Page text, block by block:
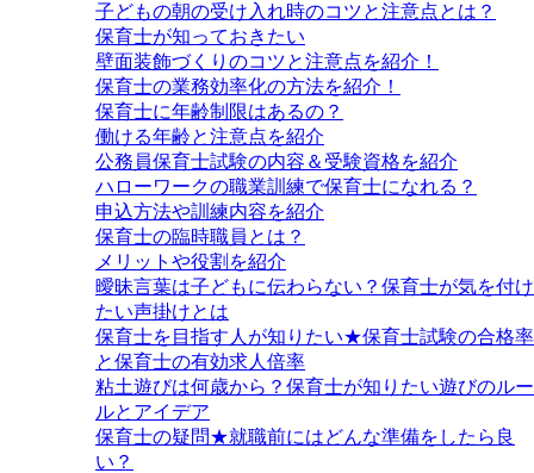
子どもの朝の受け入れ時のコツと注意点とは？
保育士が知っておきたい
壁面装飾づくりのコツと注意点を紹介！
保育士の業務効率化の方法を紹介！
保育士に年齢制限はあるの？
働ける年齢と注意点を紹介
公務員保育士試験の内容＆受験資格を紹介
ハローワークの職業訓練で保育士になれる？
申込方法や訓練内容を紹介
保育士の臨時職員とは？
メリットや役割を紹介
曖昧言葉は子どもに伝わらない？保育士が気を付け
たい声掛けとは
保育士を目指す人が知りたい★保育士試験の合格率
と保育士の有効求人倍率
粘土遊びは何歳から？保育士が知りたい遊びのルー
ルとアイデア
保育士の疑問★就職前にはどんな準備をしたら良
い？